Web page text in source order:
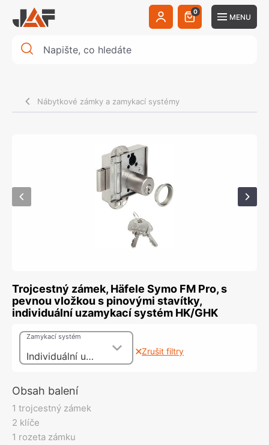
0
MENU
Nábytkové zámky a zamykací systémy
Trojcestný zámek, Häfele Symo FM Pro, s
pevnou vložkou s pinovými stavítky,
individuální uzamykací systém HK/GHK
Individuální uzamykací systém GHK
Zamykací systém
Zrušit filtry
Obsah balení
1 trojcestný zámek
2 klíče
1 rozeta zámku